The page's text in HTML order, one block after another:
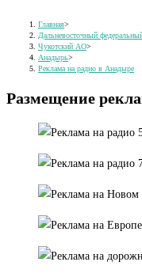
Главная>
Дальневосточный
Чукотский АО>
Анадырь>
Реклама на радио в Анадыре
Размещение